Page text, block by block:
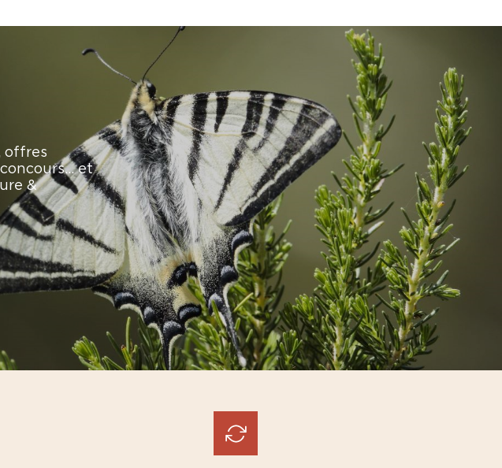
offres
et
&